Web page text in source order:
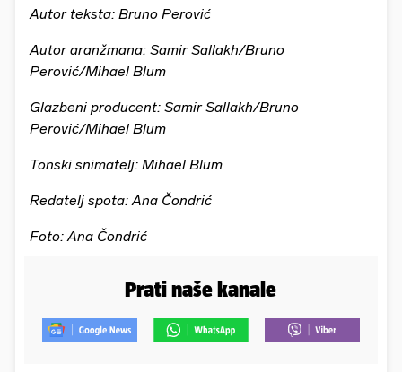
Autor teksta: Bruno Perović
Autor aranžmana: Samir Sallakh/Bruno
Perović/Mihael Blum
Glazbeni producent: Samir Sallakh/Bruno
Perović/Mihael Blum
Tonski snimatelj: Mihael Blum
Redatelj spota: Ana Čondrić
Foto: Ana Čondrić
Prati naše kanale